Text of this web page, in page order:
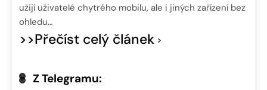
užijí uživatelé chytrého mobilu, ale i jiných zařízení bez
ohledu…
>>Přečíst celý článek
Z Telegramu: